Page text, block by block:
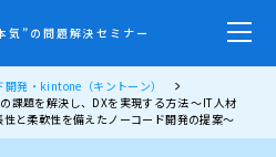
気”の問題解決セミナー
発・kintone（キントーン）
課題を解決し、DXを実現する方法 〜IT人材
と柔軟性を備えたノーコード開発の提案～